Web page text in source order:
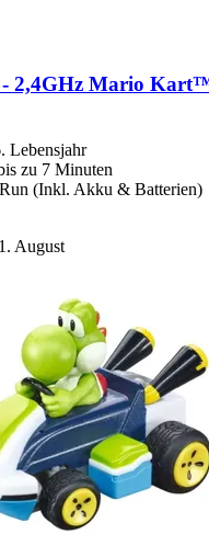
2,4GHz Mario
Lebensjahr
zu 7 Minuten
(Inkl. Akku & Batterien)
August